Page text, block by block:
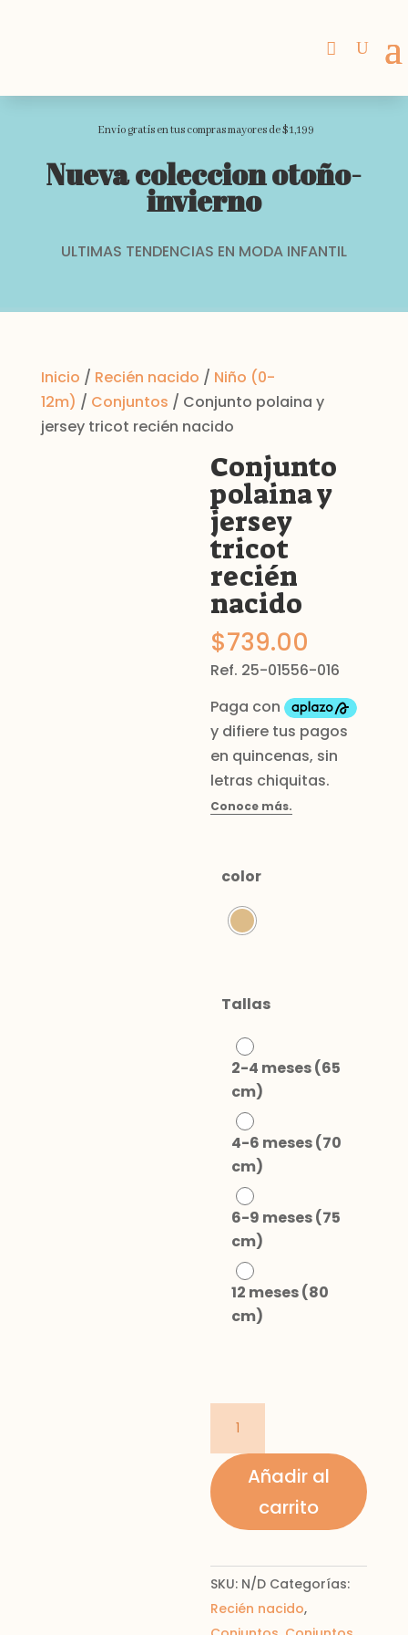
Envio gratis en tus compras mayores de $1,199
Nueva coleccion otoño-
invierno
ULTIMAS TENDENCIAS EN MODA INFANTIL
Inicio / Recién nacido / Niño (0-
12m) / Conjuntos / Conjunto polaina y
jersey tricot recién nacido
Conjunto
polaina y
jersey
tricot
recién
nacido
$739.00
Ref. 25-01556-016
color
Tallas
2-4 meses (65
cm)
4-6 meses (70
cm)
6-9 meses (75
cm)
12 meses (80
cm)
polaina
y
jersey
tricot
nacido
cantidad
Añadir al
carrito
SKU: N/D Categorías:
Recién nacido,